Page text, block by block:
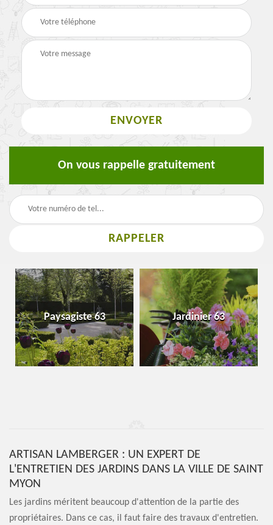
On vous rappelle gratuitement
Paysagiste 63 Jardinier 63
ARTISAN LAMBERGER : UN EXPERT DE
L'ENTRETIEN DES JARDINS DANS LA VILLE DE SAINT
MYON
Les jardins méritent beaucoup d'attention de la partie des
propriétaires. Dans ce cas, il faut faire des travaux d'entretien.